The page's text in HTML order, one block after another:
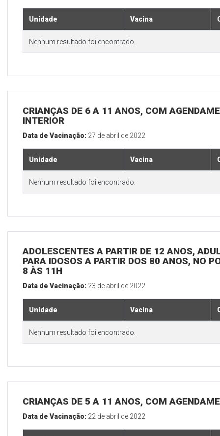
Unidade Vacina
Nenhum resultado foi encontrado.
CRIANÇAS DE 6 A 11 ANOS, COM
INTERIOR
Data de Vacinação: 27 de abril de 2022
Unidade Vacina
Nenhum resultado foi encontrado.
ADOLESCENTES A PARTIR DE 12 ANOS,
PARA IDOSOS A PARTIR DOS 80 ANOS, NO
8 ÀS 11H
Data de Vacinação: 23 de abril de 2022
Unidade Vacina
Nenhum resultado foi encontrado.
CRIANÇAS DE 5 A 11 ANOS, COM
Data de Vacinação: 22 de abril de 2022